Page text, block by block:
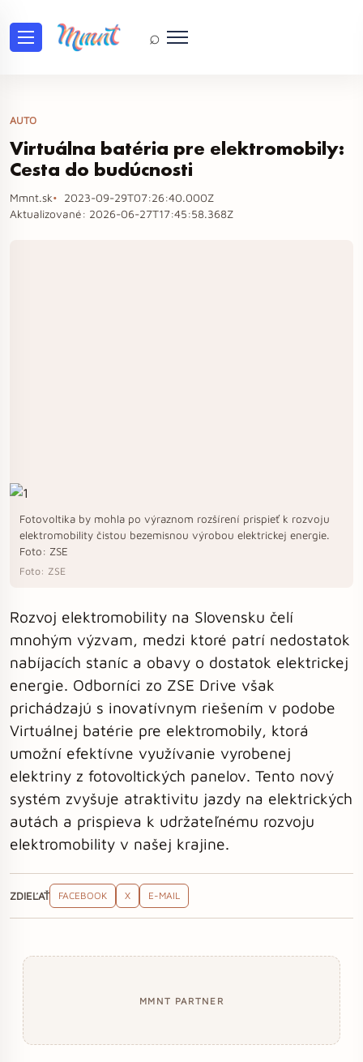
⌕
AUTO
Virtuálna batéria pre elektromobily:
Cesta do budúcnosti
Mmnt.sk
2023-09-29T07:26:40.000Z
Aktualizované: 2026-06-27T17:45:58.368Z
Fotovoltika by mohla po výraznom rozšírení prispieť k rozvoju
elektromobility čistou bezemisnou výrobou elektrickej energie.
Foto: ZSE
Foto: ZSE
Rozvoj elektromobility na Slovensku čelí
mnohým výzvam, medzi ktoré patrí nedostatok
nabíjacích staníc a obavy o dostatok elektrickej
energie. Odborníci zo ZSE Drive však
prichádzajú s inovatívnym riešením v podobe
Virtuálnej batérie pre elektromobily, ktorá
umožní efektívne využívanie vyrobenej
elektriny z fotovoltických panelov. Tento nový
systém zvyšuje atraktivitu jazdy na elektrických
autách a prispieva k udržateľnému rozvoju
elektromobility v našej krajine.
ZDIEĽAŤ FACEBOOK X E-MAIL
MMNT PARTNER